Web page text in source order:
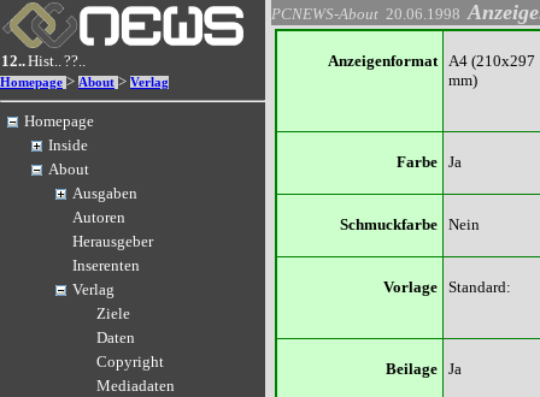
12..Hist..??..
Homepage > About > Verlag
Homepage
Inside
About
Ausgaben
Autoren
Herausgeber
Inserenten
Verlag
Ziele
Daten
Copyright
Mediadaten
PCNEWS-About 20.06.1998
Anzeigenformat A4 (210x297
mm)
Farbe Ja
Schmuckfarbe Nein
Vorlage Standard:
Beilage Ja